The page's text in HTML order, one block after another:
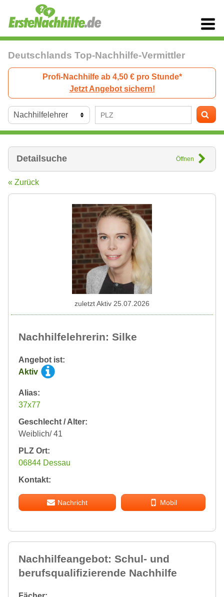
Deutschlands Top-Nachhilfe-Vermittler
Profi-Nachhilfe ab 4,50 € pro Stunde*
Jetzt Angebot sichern!
Detailsuche Öffnen
« Zurück
Nachhilfelehrerin: Silke
Angebot ist:
Aktiv
Alias:
37x77
Geschlecht / Alter:
Weiblich/ 41
PLZ Ort:
06844 Dessau
Kontakt:
Nachricht Mobil
zuletzt Aktiv 25.07.2026
Nachhilfeangebot: Schul- und
berufsqualifizierende Nachhilfe